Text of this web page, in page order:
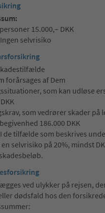
15.000,– DKK
Ingen selvrisiko
forårsages af Dem
som kan udløse
som vedrører skader på
186.000 DKK
I de tilfælde som beskrives
selvrisiko på 20%, mindst
ved ulykker på rejsen,
dødsfald hos den